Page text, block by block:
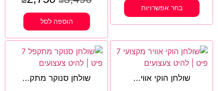
בחר אפשרויות
הוספה לסל
שולחן הוקי אווי... שולחן סנוקר מתק...